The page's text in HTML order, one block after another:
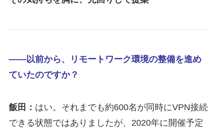
――以前から、リモートワーク環境の整備を進め
ていたのですか？
飯田： はい。それまでも約600名が同時にVPN接続
できる状態ではありましたが、2020年に開催予定